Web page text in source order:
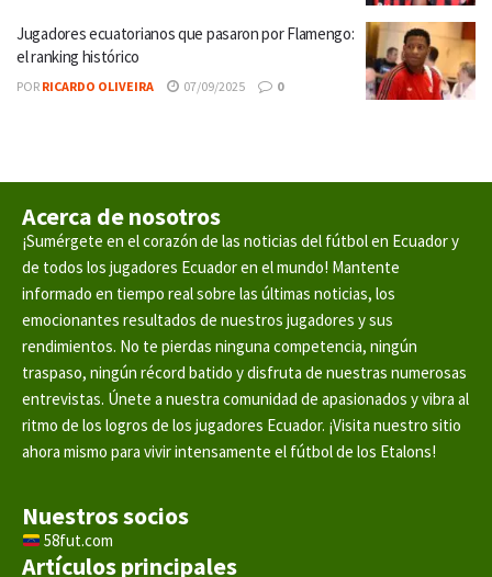
Jugadores ecuatorianos que pasaron por Flamengo:
el ranking histórico
POR RICARDO OLIVEIRA 07/09/2025 0
Acerca de nosotros
¡Sumérgete en el corazón de las noticias del fútbol en Ecuador y
de todos los jugadores Ecuador en el mundo! Mantente
informado en tiempo real sobre las últimas noticias, los
emocionantes resultados de nuestros jugadores y sus
rendimientos. No te pierdas ninguna competencia, ningún
traspaso, ningún récord batido y disfruta de nuestras numerosas
entrevistas. Únete a nuestra comunidad de apasionados y vibra al
ritmo de los logros de los jugadores Ecuador. ¡Visita nuestro sitio
ahora mismo para vivir intensamente el fútbol de los Etalons!
Nuestros socios
58fut.com
Artículos principales